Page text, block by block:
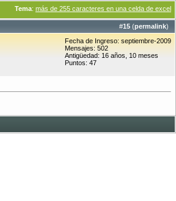
Tema: más de 255 caracteres en una celda de excel
#15 (permalink)
Fecha de Ingreso: septiembre-2009
Mensajes: 502
Antigüedad: 16 años, 10 meses
Puntos: 47